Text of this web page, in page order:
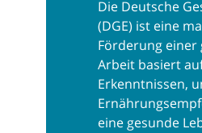
Die Deutsche
(DGE) ist eine
Förderung
Arbeit basiert
Erkenntnissen,
eine gesunde